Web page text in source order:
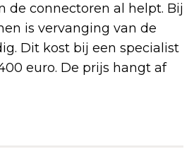
de connectoren al helpt. Bij
is vervanging van de
Dit kost bij een specialist
euro. De prijs hangt af